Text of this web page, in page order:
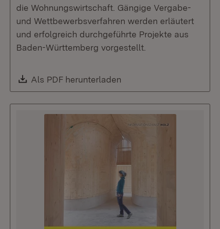
die Wohnungswirtschaft. Gängige Vergabe-
und Wettbewerbsverfahren werden erläutert
und erfolgreich durchgeführte Projekte aus
Baden-Württemberg vorgestellt.
Download:
Als PDF herunterladen